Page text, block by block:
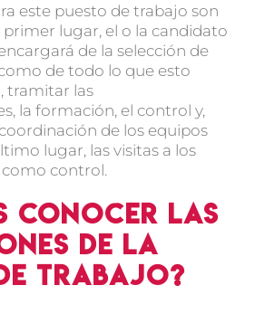
este puesto de trabajo son
primer lugar, el o la candidato
de la selección de
de todo lo que esto
tramitar las
la formación, el control y,
de los equipos
lugar, las visitas a los
control.
conocer las
de la
trabajo?